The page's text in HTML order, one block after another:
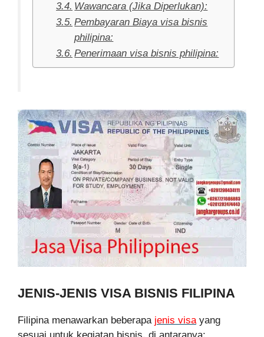
Wawancara (Jika Diperlukan):
Pembayaran Biaya visa bisnis
philipina:
Penerimaan visa bisnis philipina:
JENIS-JENIS VISA BISNIS FILIPINA
Filipina menawarkan beberapa jenis visayang